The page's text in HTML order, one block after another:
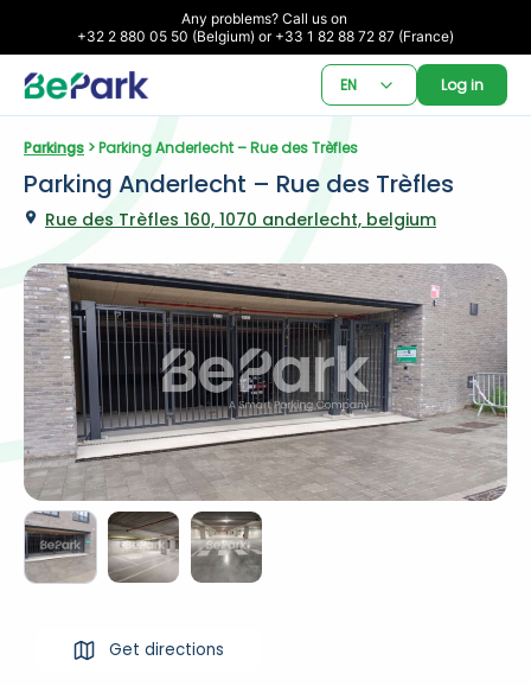
Any problems? Call us on
+32 2 880 05 50 (Belgium) or +33 1 82 88 72 87 (France)
EN Log in
Parkings > Parking Anderlecht – Rue des Trèfles
Parking Anderlecht – Rue des Trèfles
Rue des Trèfles 160, 1070 anderlecht, belgium
Get directions